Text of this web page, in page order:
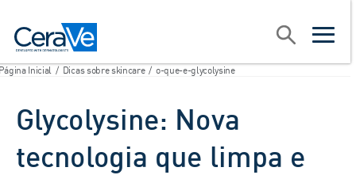
open
open
Procurar
Inicial / Dicas sobre skincare / o-que-e-glycolysine
Glycolysine: Nova
tecnologia que limpa e